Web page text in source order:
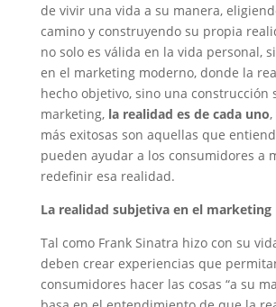
de vivir una vida a su manera,
camino y construyendo su propia
no solo es válida en la vida personal,
en el marketing moderno, donde la
hecho objetivo, sino una construcción
marketing, la realidad es de cada uno,
más exitosas son aquellas que
pueden ayudar a los consumidores a
redefinir esa realidad.
La realidad subjetiva en el marketing
Tal como Frank Sinatra hizo con su
deben crear experiencias que
consumidores hacer las cosas “a su